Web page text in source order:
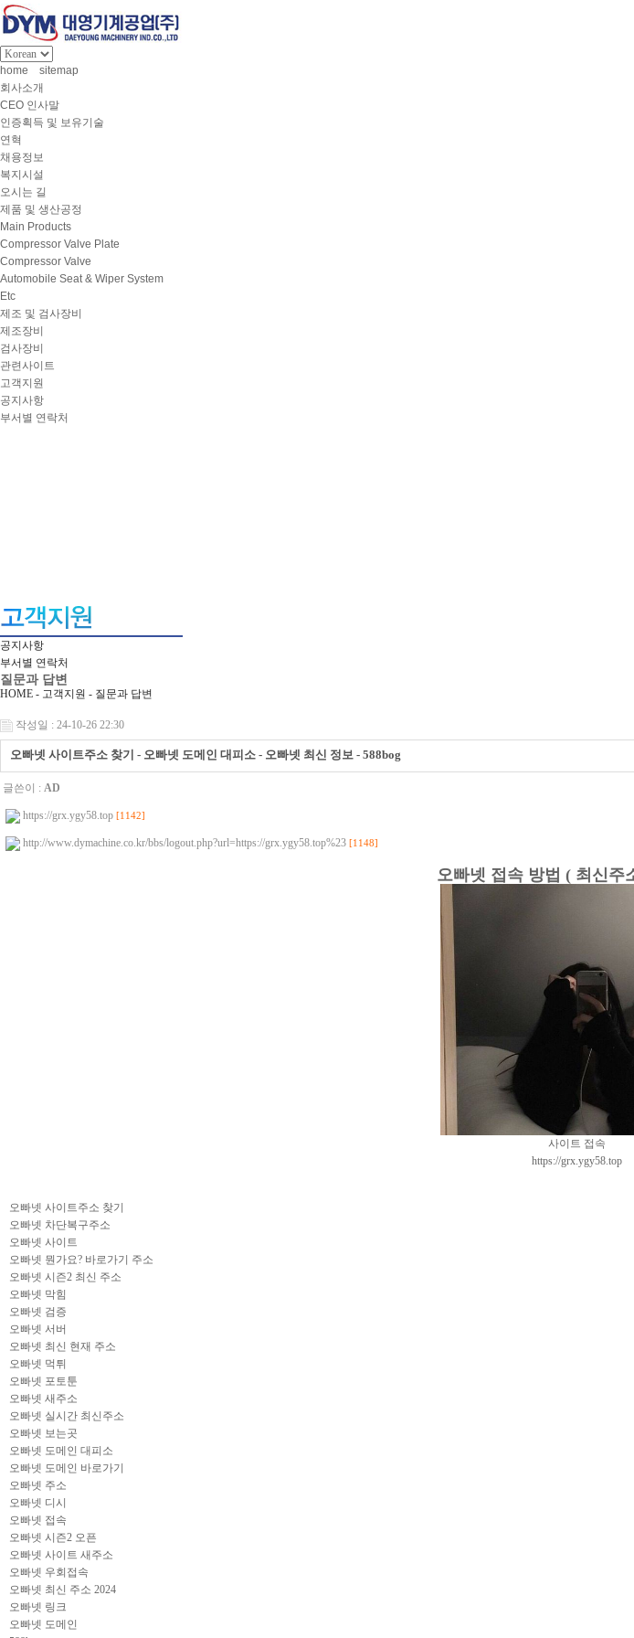
home
sitemap
회사소개
CEO 인사말
인증획득 및 보유기술
연혁
채용정보
복지시설
오시는 길
제품 및 생산공정
Main Products
Compressor Valve Plate
Compressor Valve
Automobile Seat & Wiper System
Etc
제조 및 검사장비
제조장비
검사장비
관련사이트
고객지원
공지사항
부서별 연락처
공지사항
부서별 연락처
질문과 답변
HOME - 고객지원 - 질문과 답변
작성일 : 24-10-26 22:30
오빠넷 사이트주소 찾기 - 오빠넷 도메인 대피소 - 오빠넷 최신 정보 - 588bog
글쓴이 : AD
https://grx.ygy58.top [1142]
http://www.dymachine.co.kr/bbs/logout.php?url=https://grx.ygy58.top%23 [1148]
오빠넷 접속 방법 ( 최신주
사이트 접속
https://grx.ygy58.top
오빠넷 사이트주소 찾기
오빠넷 차단복구주소
오빠넷 사이트
오빠넷 뭔가요? 바로가기 주소
오빠넷 시즌2 최신 주소
오빠넷 막힘
오빠넷 검증
오빠넷 서버
오빠넷 최신 현재 주소
오빠넷 먹튀
오빠넷 포토툰
오빠넷 새주소
오빠넷 실시간 최신주소
오빠넷 보는곳
오빠넷 도메인 대피소
오빠넷 도메인 바로가기
오빠넷 주소
오빠넷 디시
오빠넷 접속
오빠넷 시즌2 오픈
오빠넷 사이트 새주소
오빠넷 우회접속
오빠넷 최신 주소 2024
오빠넷 링크
오빠넷 도메인